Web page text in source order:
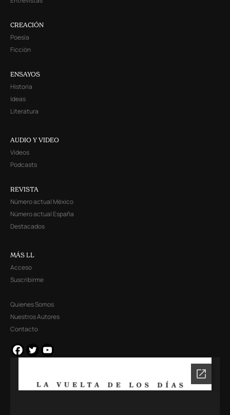
CREACIÓN
Poesía
Ficción
ENSAYOS
Historia
Ideas
Literatura
AUDIO Y VIDEO
Videos
Podcasts
REVISTA
Número actual México
Número actual España
Destacados
MÁS LL
Acceso
Suscribirme
Quienes Somos
Nuestros Autores
Contacto